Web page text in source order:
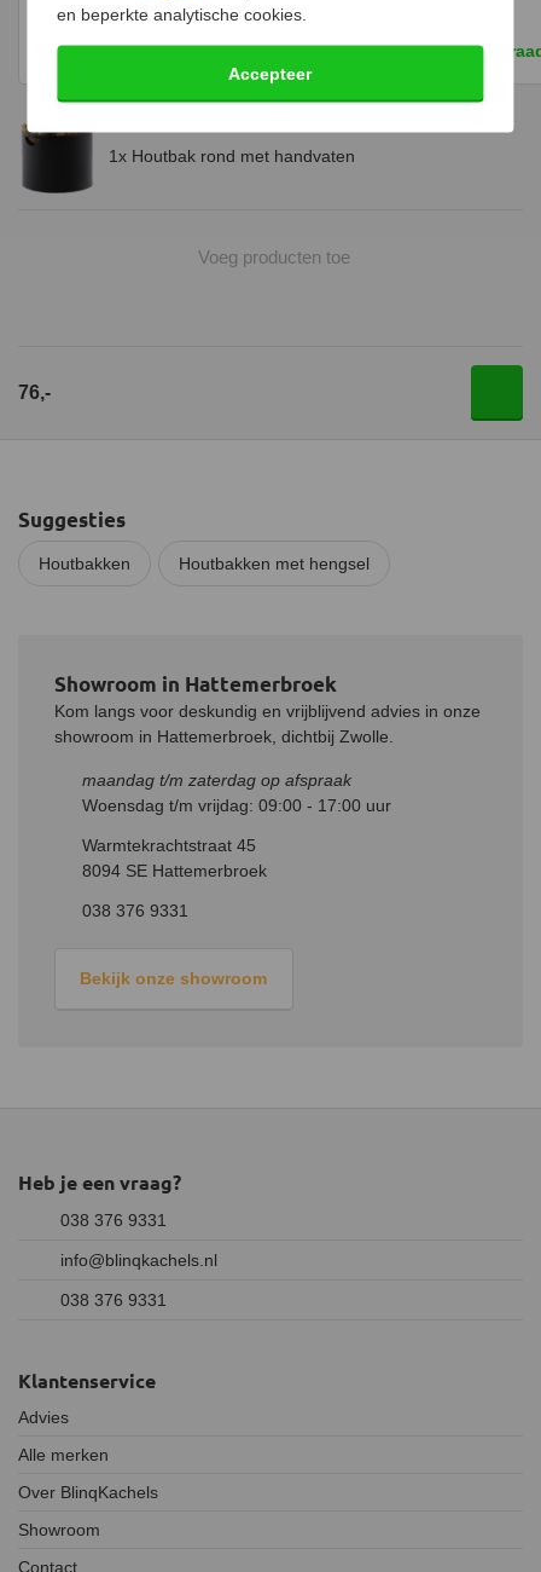
58,-
Op voorraad Op
1x Houtbak rond met handvaten
Voeg producten toe
76,-
Suggesties
Houtbakken Houtbakken met hengsel
Showroom in Hattemerbroek
Kom langs voor deskundig en vrijblijvend advies in onze
showroom in Hattemerbroek, dichtbij Zwolle.
maandag t/m zaterdag op afspraak
Woensdag t/m vrijdag: 09:00 - 17:00 uur
Warmtekrachtstraat 45
8094 SE Hattemerbroek
038 376 9331
Bekijk onze showroom
Heb je een vraag?
038 376 9331
info@blinqkachels.nl
038 376 9331
Klantenservice
Advies
Alle merken
Over BlinqKachels
Showroom
Contact
en beperkte analytische cookies.
Accepteer